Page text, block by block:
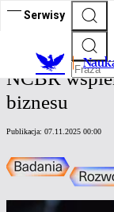
Serwisy
Nauka rozwój biznes
NCBR
biznesu
Publikacja: 07.11.2025 00:00